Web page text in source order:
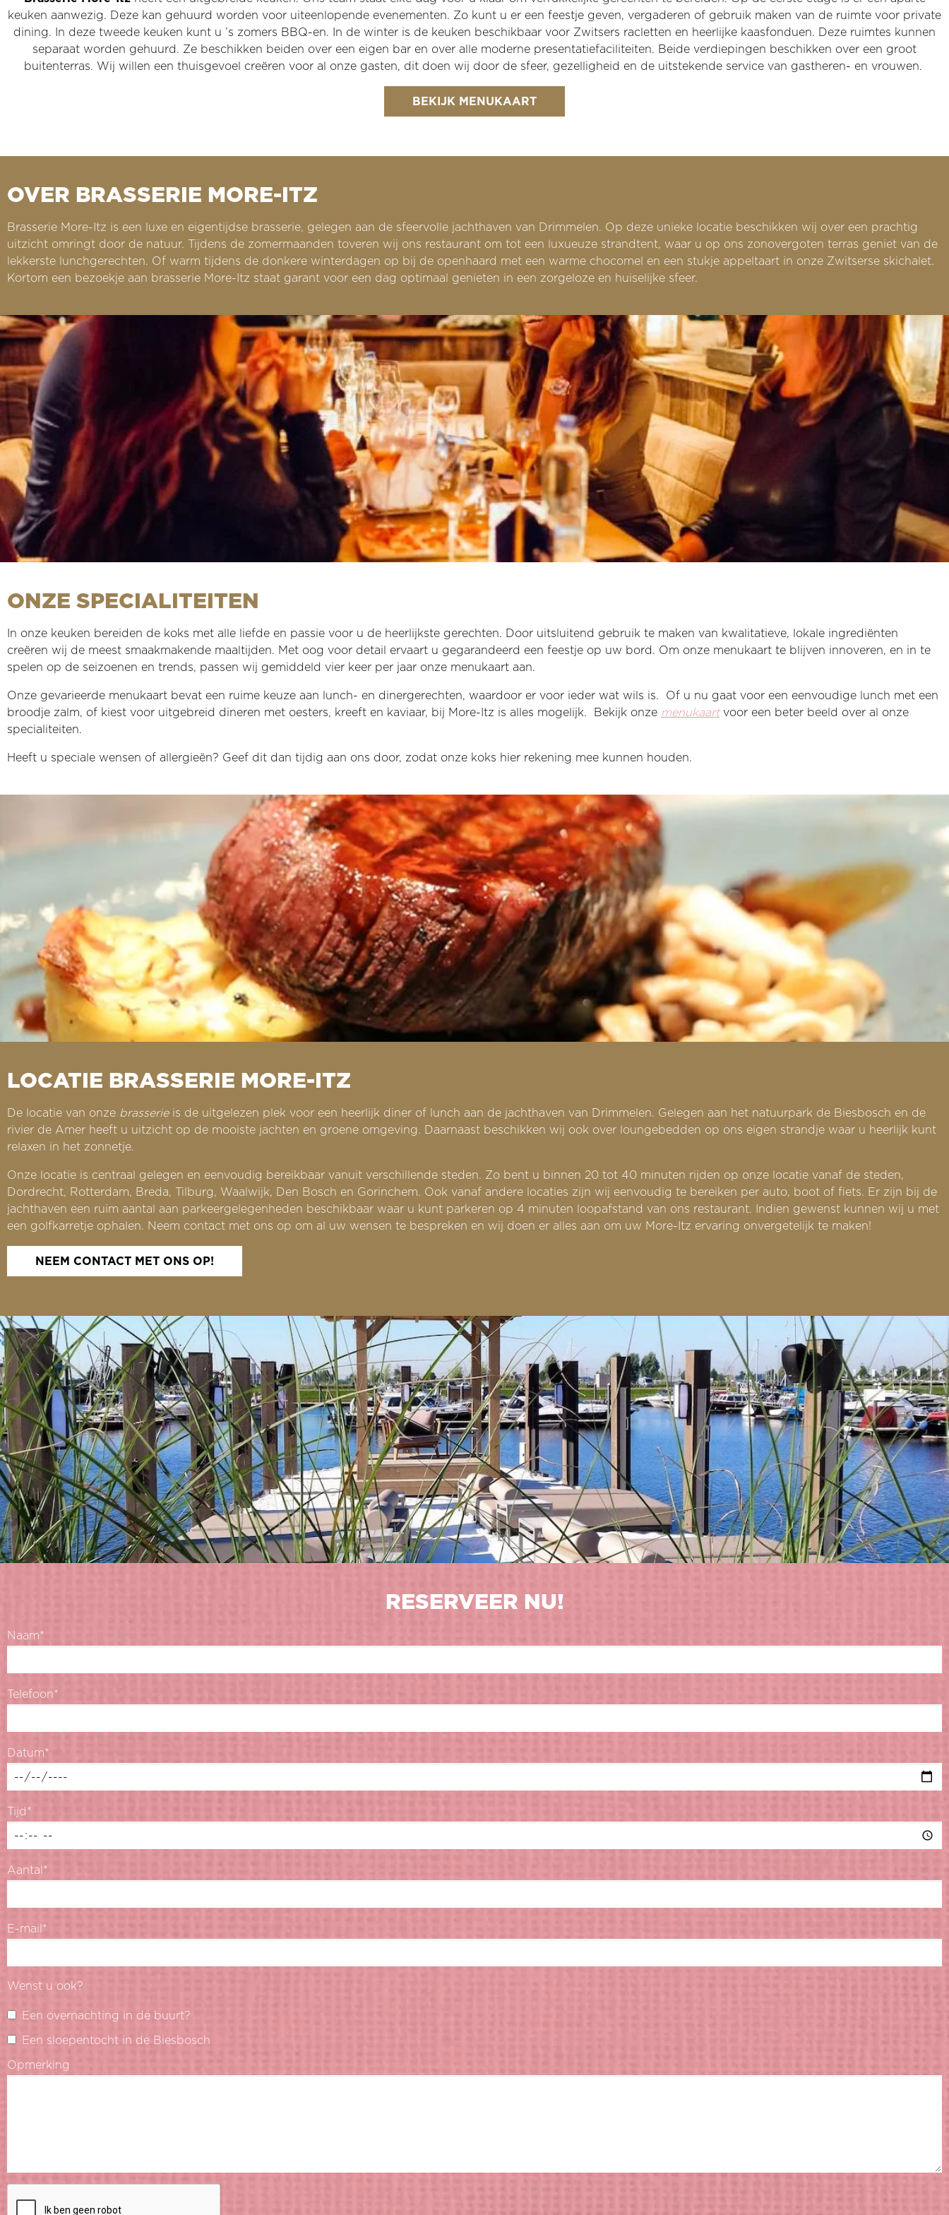
keuken aanwezig. Deze kan gehuurd worden voor uiteenlopende evenementen. Zo kunt u er een feestje geven, vergaderen of gebruik maken van de ruimte voor private
dining. In deze tweede keuken kunt u ’s zomers BBQ-en. In de winter is de keuken beschikbaar voor Zwitsers racletten en heerlijke kaasfonduen. Deze ruimtes kunnen
separaat worden gehuurd. Ze beschikken beiden over een eigen bar en over alle moderne presentatiefaciliteiten. Beide verdiepingen beschikken over een groot
buitenterras. Wij willen een thuisgevoel creëren voor al onze gasten, dit doen wij door de sfeer, gezelligheid en de uitstekende service van gastheren- en vrouwen.
BEKIJK MENUKAART
OVER BRASSERIE MORE-ITZ
Brasserie More-Itz is een luxe en eigentijdse brasserie, gelegen aan de sfeervolle jachthaven van Drimmelen. Op deze unieke locatie beschikken wij over een prachtig
uitzicht omringt door de natuur. Tijdens de zomermaanden toveren wij ons restaurant om tot een luxueuze strandtent, waar u op ons zonovergoten terras geniet van de
lekkerste lunchgerechten. Of warm tijdens de donkere winterdagen op bij de openhaard met een warme chocomel en een stukje appeltaart in onze Zwitserse skichalet.
Kortom een bezoekje aan brasserie More-Itz staat garant voor een dag optimaal genieten in een zorgeloze en huiselijke sfeer.
ONZE SPECIALITEITEN
In onze keuken bereiden de koks met alle liefde en passie voor u de heerlijkste gerechten. Door uitsluitend gebruik te maken van kwalitatieve, lokale ingrediënten
creëren wij de meest smaakmakende maaltijden. Met oog voor detail ervaart u gegarandeerd een feestje op uw bord. Om onze menukaart te blijven innoveren, en in te
spelen op de seizoenen en trends, passen wij gemiddeld vier keer per jaar onze menukaart aan.
Onze gevarieerde menukaart bevat een ruime keuze aan lunch- en dinergerechten, waardoor er voor ieder wat wils is. Of u nu gaat voor een eenvoudige lunch met een
broodje zalm, of kiest voor uitgebreid dineren met oesters, kreeft en kaviaar, bij More-Itz is alles mogelijk. Bekijk onze menukaartvoor een beter beeld over al onze
specialiteiten.
Heeft u speciale wensen of allergieën? Geef dit dan tijdig aan ons door, zodat onze koks hier rekening mee kunnen houden.
LOCATIE BRASSERIE MORE-ITZ
De locatie van onze brasserieis de uitgelezen plek voor een heerlijk diner of lunch aan de jachthaven van Drimmelen. Gelegen aan het natuurpark de Biesbosch en de
rivier de Amer heeft u uitzicht op de mooiste jachten en groene omgeving. Daarnaast beschikken wij ook over loungebedden op ons eigen strandje waar u heerlijk kunt
relaxen in het zonnetje.
Onze locatie is centraal gelegen en eenvoudig bereikbaar vanuit verschillende steden. Zo bent u binnen 20 tot 40 minuten rijden op onze locatie vanaf de steden,
Dordrecht, Rotterdam, Breda, Tilburg, Waalwijk, Den Bosch en Gorinchem. Ook vanaf andere locaties zijn wij eenvoudig te bereiken per auto, boot of fiets. Er zijn bij de
jachthaven een ruim aantal aan parkeergelegenheden beschikbaar waar u kunt parkeren op 4 minuten loopafstand van ons restaurant. Indien gewenst kunnen wij u met
een golfkarretje ophalen. Neem contact met ons op om al uw wensen te bespreken en wij doen er alles aan om uw More-Itz ervaring onvergetelijk te maken!
NEEM CONTACT MET ONS OP!
RESERVEER NU!
Naam*
Telefoon*
Datum*
Tijd*
Aantal*
E-mail*
Wenst u ook?
Een overnachting in de buurt?
Een sloepentocht in de Biesbosch
Opmerking